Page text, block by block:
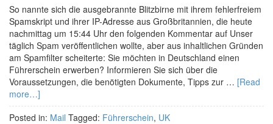
So nannte sich die ausgebrannte Blitzbirne mit ihrem fehlerfreiem
Spamskript und ihrer IP-Adresse aus Großbritannien, die heute
nachmittag um 15:44 Uhr den folgenden Kommentar auf Unser
täglich Spam veröffentlichen wollte, aber aus inhaltlichen Gründen
am Spamfilter scheiterte: Sie möchten in Deutschland einen
Führerschein erwerben? Informieren Sie sich über die
Voraussetzungen, die benötigten Dokumente, Tipps zur … [Read
more…]
Posted in: Mail Tagged: Führerschein, UK